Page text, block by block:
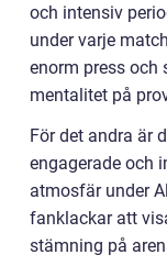
och intensiv
under varje
enorm press och
mentalitet på
För det andra är
engagerade och
atmosfär under
fanklackar att
stämning på